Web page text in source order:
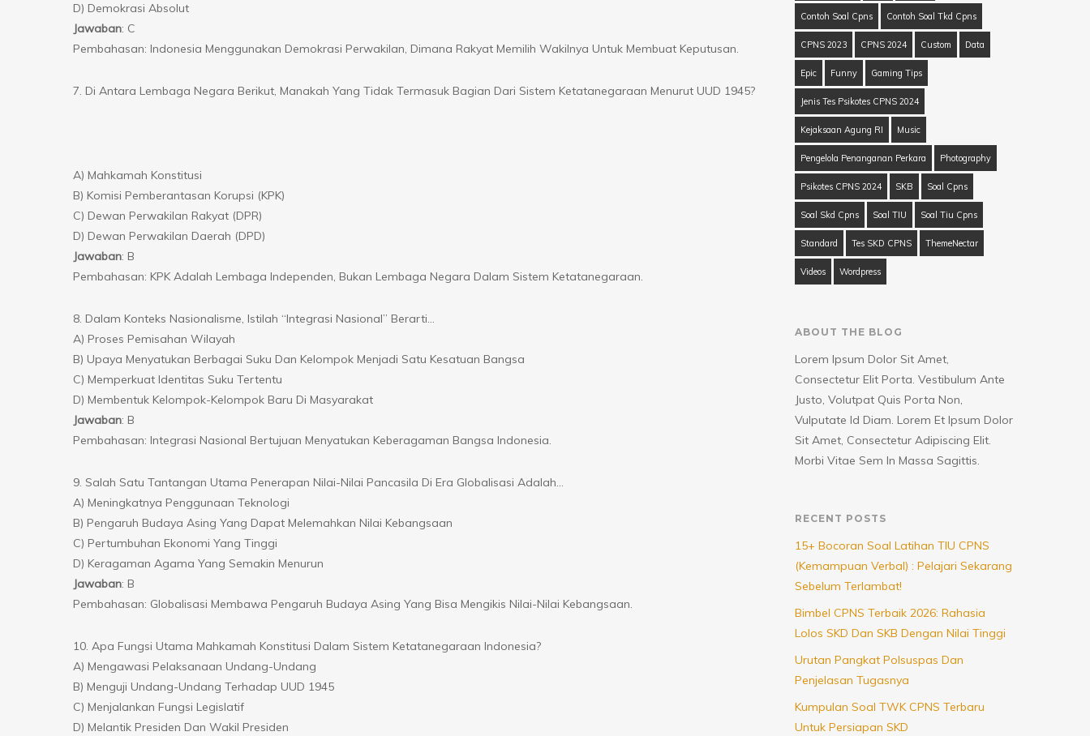
D) Demokrasi Absolut
Jawaban: C
Pembahasan: Indonesia Menggunakan Demokrasi Perwakilan, Dimana Rakyat Memilih Wakilnya Untuk Membuat Keputusan.
7. Di Antara Lembaga Negara Berikut, Manakah Yang Tidak Termasuk Bagian Dari Sistem Ketatanegaraan Menurut UUD 1945?
A) Mahkamah Konstitusi
B) Komisi Pemberantasan Korupsi (KPK)
C) Dewan Perwakilan Rakyat (DPR)
D) Dewan Perwakilan Daerah (DPD)
Jawaban: B
Pembahasan: KPK Adalah Lembaga Independen, Bukan Lembaga Negara Dalam Sistem Ketatanegaraan.
8. Dalam Konteks Nasionalisme, Istilah “Integrasi Nasional” Berarti…
A) Proses Pemisahan Wilayah
B) Upaya Menyatukan Berbagai Suku Dan Kelompok Menjadi Satu Kesatuan Bangsa
C) Memperkuat Identitas Suku Tertentu
D) Membentuk Kelompok-Kelompok Baru Di Masyarakat
Jawaban: B
Pembahasan: Integrasi Nasional Bertujuan Menyatukan Keberagaman Bangsa Indonesia.
9. Salah Satu Tantangan Utama Penerapan Nilai-Nilai Pancasila Di Era Globalisasi Adalah…
A) Meningkatnya Penggunaan Teknologi
B) Pengaruh Budaya Asing Yang Dapat Melemahkan Nilai Kebangsaan
C) Pertumbuhan Ekonomi Yang Tinggi
D) Keragaman Agama Yang Semakin Menurun
Jawaban: B
Pembahasan: Globalisasi Membawa Pengaruh Budaya Asing Yang Bisa Mengikis Nilai-Nilai Kebangsaan.
10. Apa Fungsi Utama Mahkamah Konstitusi Dalam Sistem Ketatanegaraan Indonesia?
A) Mengawasi Pelaksanaan Undang-Undang
B) Menguji Undang-Undang Terhadap UUD 1945
C) Menjalankan Fungsi Legislatif
D) Melantik Presiden Dan Wakil Presiden
Contoh Soal Cpns Contoh Soal Tkd Cpns
CPNS 2023 CPNS 2024 Custom Data
Epic Funny Gaming Tips
Jenis Tes Psikotes CPNS 2024
Kejaksaan Agung RI Music
Pengelola Penanganan Perkara Photography
Psikotes CPNS 2024 SKB Soal Cpns
Soal Skd Cpns Soal TIU Soal Tiu Cpns
Standard Tes SKD CPNS ThemeNectar
Videos Wordpress
ABOUT THE BLOG
Lorem Ipsum Dolor Sit Amet,
Consectetur Elit Porta. Vestibulum Ante
Justo, Volutpat Quis Porta Non,
Vulputate Id Diam. Lorem Et Ipsum Dolor
Sit Amet, Consectetur Adipiscing Elit.
Morbi Vitae Sem In Massa Sagittis.
RECENT POSTS
15+ Bocoran Soal Latihan TIU CPNS
(Kemampuan Verbal) : Pelajari Sekarang
Sebelum Terlambat!
Bimbel CPNS Terbaik 2026: Rahasia
Lolos SKD Dan SKB Dengan Nilai Tinggi
Urutan Pangkat Polsuspas Dan
Penjelasan Tugasnya
Kumpulan Soal TWK CPNS Terbaru
Untuk Persiapan SKD